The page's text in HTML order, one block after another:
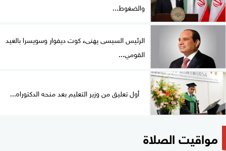
والضغوط...
الرئيس السيسى يهنىء كوت ديفوار وسويسرا بالعيد
القومي...
أول تعليق من وزير التعليم بعد منحه الدكتوراه...
مواقيت الصلاة